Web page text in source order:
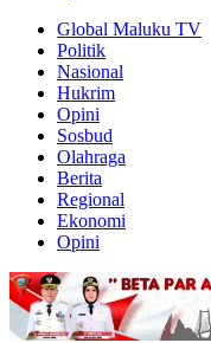
Global Maluku TV
Politik
Nasional
Hukrim
Opini
Sosbud
Olahraga
Berita
Regional
Ekonomi
Opini